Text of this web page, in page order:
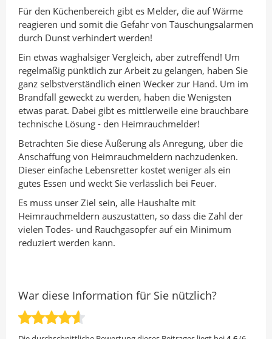
Für den Küchenbereich gibt es Melder, die auf Wärme
reagieren und somit die Gefahr von Täuschungsalarmen
durch Dunst verhindert werden!
Ein etwas waghalsiger Vergleich, aber zutreffend! Um
regelmäßig pünktlich zur Arbeit zu gelangen, haben Sie
ganz selbstverständlich einen Wecker zur Hand. Um im
Brandfall geweckt zu werden, haben die Wenigsten
etwas parat. Dabei gibt es mittlerweile eine brauchbare
technische Lösung - den Heimrauchmelder!
Betrachten Sie diese Äußerung als Anregung, über die
Anschaffung von Heimrauchmeldern nachzudenken.
Dieser einfache Lebensretter kostet weniger als ein
gutes Essen und weckt Sie verlässlich bei Feuer.
Es muss unser Ziel sein, alle Haushalte mit
Heimrauchmeldern auszustatten, so dass die Zahl der
vielen Todes- und Rauchgasopfer auf ein Minimum
reduziert werden kann.
War diese Information für Sie nützlich?